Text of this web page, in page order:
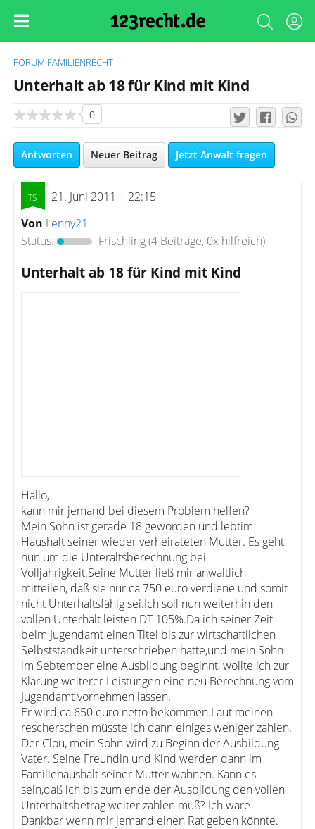
FORUM FAMILIENRECHT
Unterhalt ab 18 für Kind mit Kind
0
Antworten Neuer Beitrag Jetzt Anwalt fragen
21. Juni 2011 | 22:15
Von Lenny21
Status:
Frischling(4 Beiträge, 0x hilfreich)
Unterhalt ab 18 für Kind mit Kind
Hallo,
kann mir jemand bei diesem Problem helfen?
Mein Sohn ist gerade 18 geworden und lebtim
Haushalt seiner wieder verheirateten Mutter. Es geht
nun um die Unteraltsberechnung bei
Volljährigkeit.Seine Mutter ließ mir anwaltlich
mitteilen, daß sie nur ca 750 euro verdiene und somit
nicht Unterhaltsfähig sei.Ich soll nun weiterhin den
vollen Unterhalt leisten DT 105%.Da ich seiner Zeit
beim Jugendamt einen Titel bis zur wirtschaftlichen
Selbstständkeit unterschrieben hatte,und mein Sohn
im Sebtember eine Ausbildung beginnt, wollte ich zur
Klärung weiterer Leistungen eine neu Berechnung vom
Jugendamt vornehmen lassen.
Er wird ca.650 euro netto bekommen.Laut meinen
rescherschen müsste ich dann einiges weniger zahlen.
Der Clou, mein Sohn wird zu Beginn der Ausbildung
Vater. Seine Freundin und Kind werden dann im
Familienaushalt seiner Mutter wohnen. Kann es
sein,daß ich bis zum ende der Ausbildung den vollen
Unterhaltsbetrag weiter zahlen muß? Ich wäre
Dankbar wenn mir jemand einen Rat geben könnte.